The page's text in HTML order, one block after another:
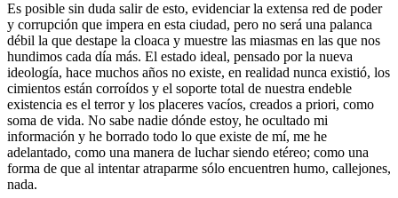
Es posible sin duda salir de esto, evidenciar la extensa red de poder
y corrupción que impera en esta ciudad, pero no será una palanca
débil la que destape la cloaca y muestre las miasmas en las que nos
hundimos cada día más. El estado ideal, pensado por la nueva
ideología, hace muchos años no existe, en realidad nunca existió, los
cimientos están corroídos y el soporte total de nuestra endeble
existencia es el terror y los placeres vacíos, creados a priori, como
soma de vida. No sabe nadie dónde estoy, he ocultado mi
información y he borrado todo lo que existe de mí, me he
adelantado, como una manera de luchar siendo etéreo; como una
forma de que al intentar atraparme sólo encuentren humo, callejones,
nada.